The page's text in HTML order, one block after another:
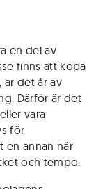
en del av
finns att köpa
är det år av
Därför är det
vara
för
en annan när
och tempo.